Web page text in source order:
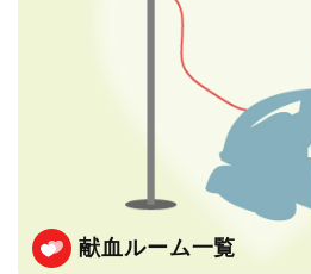
献血ルーム一覧